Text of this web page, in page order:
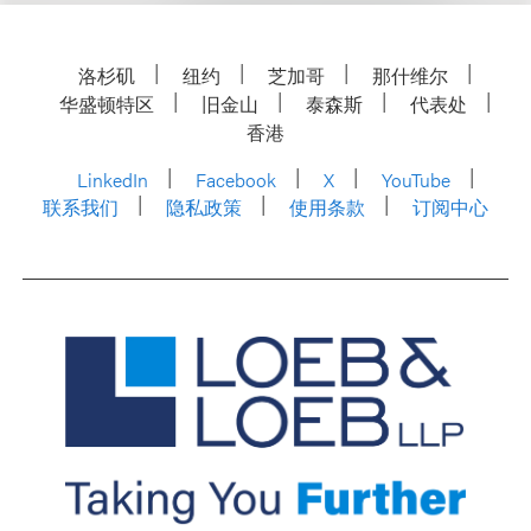
洛杉矶 纽约 芝加哥
那什维尔
华盛顿特区
旧金山 泰森斯
代表处
香港
LinkedIn
Facebook X
YouTube
联系我们
隐私政策 使用条款 订阅中心